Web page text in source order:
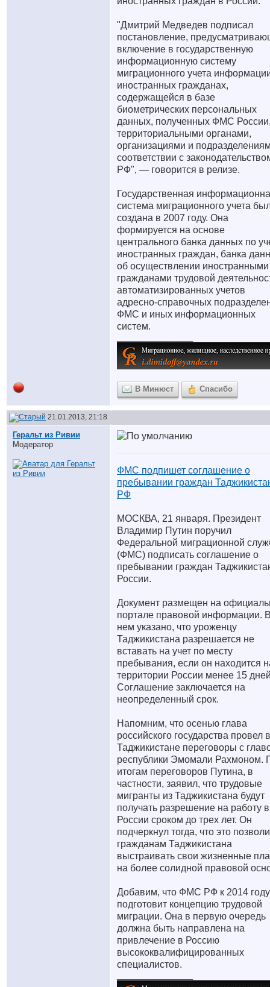
"Дмитрий Медведев подписал
постановление,
включение в государственную
информационную систему
миграционного учета
иностранных гражданах,
содержащейся в базе
биометрических персональных
данных, полученных ФМС
территориальными органами,
организациями и
соответствии с
РФ", — говорится в релизе.
Государственная
система миграционного учета
создана в 2007 году. Она
формируется на основе
центрального банка данных по
иностранных граждан, банка
об осуществлении иностранными
гражданами трудовой
автоматизированных учетов
адресно-справочных
ФМС и иных информационных
систем.
В Минюст Спасибо
21.01.2013, 21:18
Геральт из Ривии
Модератор
ФМС подпишет соглашение о
пребывании граждан
РФ
МОСКВА, 21 января. Президент
Владимир Путин поручил
Федеральной миграционной
(ФМС) подписать соглашение о
пребывании граждан
России.
Документ размещен на
портале правовой информации.
нем указано, что уроженцу
Таджикистана разрешается не
вставать на учет по месту
пребывания, если он находится
территории России менее 15
Соглашение заключается на
неопределенный срок.
Напомним, что осенью глава
российского государства провел в
Таджикистане переговоры с
республики Эмомали Рахмоном.
итогам переговоров Путина, в
частности, заявил, что трудовые
мигранты из Таджикистана будут
получать разрешение на работу в
России сроком до трех лет. Он
подчеркнул тогда, что это
гражданам Таджикистана
выстраивать свои жизненные
на более солидной правовой
Добавим, что ФМС РФ к 2014 году
подготовит концепцию трудовой
миграции. Она в первую очередь
должна быть направлена на
привлечение в Россию
высококвалифицированных
специалистов.